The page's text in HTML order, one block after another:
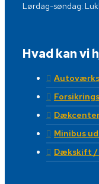
Lørdag-søndag:
Hvad kan vi
Minibus
Dækskift /